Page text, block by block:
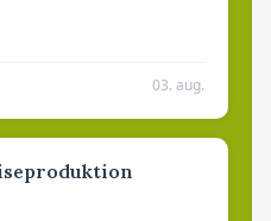
03. aug.